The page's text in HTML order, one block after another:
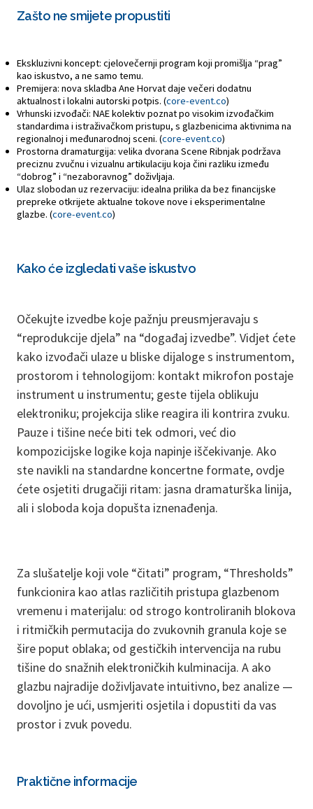
Zašto ne smijete propustiti
Ekskluzivni koncept: cjelovečernji program koji promišlja “prag”
kao iskustvo, a ne samo temu.
Premijera: nova skladba Ane Horvat daje večeri dodatnu
aktualnost i lokalni autorski potpis. (core-event.co)
Vrhunski izvođači: NAE kolektiv poznat po visokim izvođačkim
standardima i istraživačkom pristupu, s glazbenicima aktivnima na
regionalnoj i međunarodnoj sceni. (core-event.co)
Prostorna dramaturgija: velika dvorana Scene Ribnjak podržava
preciznu zvučnu i vizualnu artikulaciju koja čini razliku između
“dobrog” i “nezaboravnog” doživljaja.
Ulaz slobodan uz rezervaciju: idealna prilika da bez financijske
prepreke otkrijete aktualne tokove nove i eksperimentalne
glazbe. (core-event.co)
Kako će izgledati vaše iskustvo
Očekujte izvedbe koje pažnju preusmjeravaju s
“reprodukcije djela” na “događaj izvedbe”. Vidjet ćete
kako izvođači ulaze u bliske dijaloge s instrumentom,
prostorom i tehnologijom: kontakt mikrofon postaje
instrument u instrumentu; geste tijela oblikuju
elektroniku; projekcija slike reagira ili kontrira zvuku.
Pauze i tišine neće biti tek odmori, već dio
kompozicijske logike koja napinje iščekivanje. Ako
ste navikli na standardne koncertne formate, ovdje
ćete osjetiti drugačiji ritam: jasna dramaturška linija,
ali i sloboda koja dopušta iznenađenja.
Za slušatelje koji vole “čitati” program, “Thresholds”
funkcionira kao atlas različitih pristupa glazbenom
vremenu i materijalu: od strogo kontroliranih blokova
i ritmičkih permutacija do zvukovnih granula koje se
šire poput oblaka; od gestičkih intervencija na rubu
tišine do snažnih elektroničkih kulminacija. A ako
glazbu najradije doživljavate intuitivno, bez analize —
dovoljno je ući, usmjeriti osjetila i dopustiti da vas
prostor i zvuk povedu.
Praktične informacije